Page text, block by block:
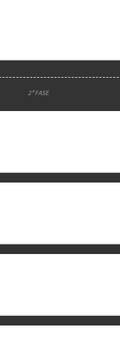
2ª FASE